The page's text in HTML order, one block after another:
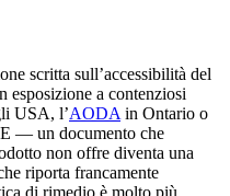
scritta sull’accessibilità del
esposizione a contenziosi
USA, l’AODA in Ontario o
— un documento che
non offre diventa una
riporta francamente
di rimedio è molto più